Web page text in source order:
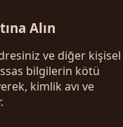
Alın
ve diğer kişisel
bilgilerin kötü
kimlik avı ve